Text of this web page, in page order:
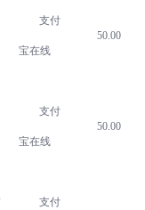
支付
宝在线
50.00
支付
宝在线
50.00
支付